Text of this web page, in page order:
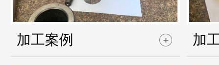
加工案例 加